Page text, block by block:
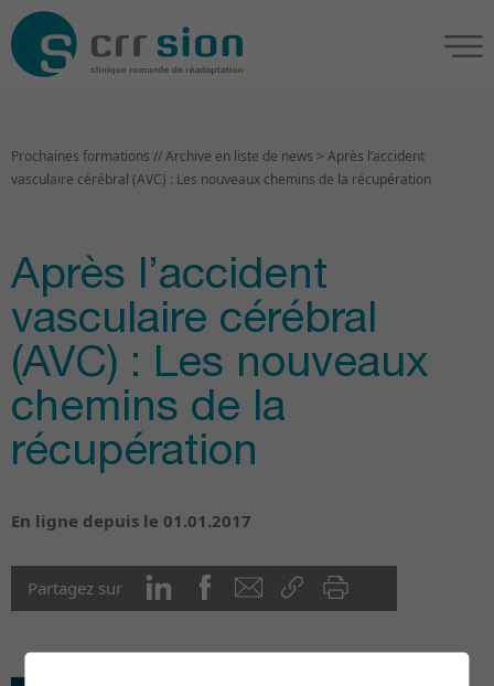
Prochaines formations // Archive en liste de news > Après l’accident
vasculaire cérébral (AVC) : Les nouveaux chemins de la récupération
Après l’accident
vasculaire cérébral
(AVC) : Les nouveaux
chemins de la
récupération
En ligne depuis le 01.01.2017
Partagez sur